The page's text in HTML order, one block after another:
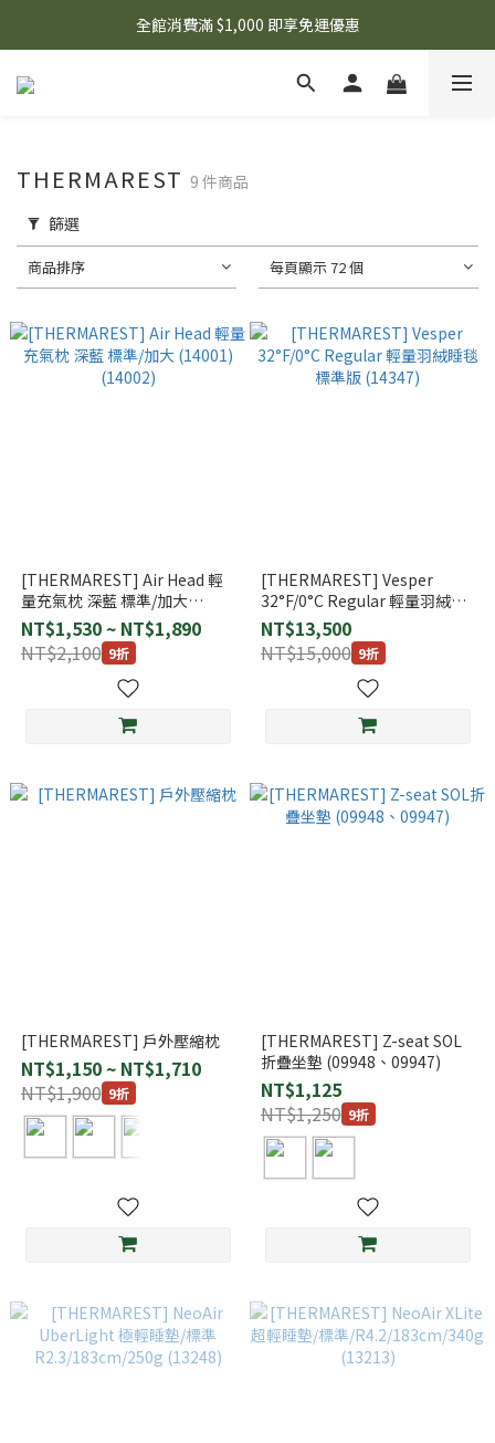
🌟 想知道現在有什麼優惠嗎？ 點擊查看最新優惠！
全館消費滿 $1,000 即享免運優惠
🌟 想知道現在有什麼優惠嗎？ 點擊查看最新優惠！
THERMAREST 9 件商品
篩選
商品排序 每頁顯示 72 個
[THERMAREST] Air Head 輕
量充氣枕 深藍 標準/加大
(14001)(14002)
NT$1,530 ~ NT$1,890
NT$2,100 9折
[THERMAREST] Vesper
32°F/0°C Regular 輕量羽絨睡
毯 標準版 (14347)
NT$13,500
NT$15,000 9折
[THERMAREST] 戶外壓縮枕
NT$1,150 ~ NT$1,710
NT$1,900 9折
[THERMAREST] Z-seat SOL
折疊坐墊 (09948、09947)
NT$1,125
NT$1,250 9折